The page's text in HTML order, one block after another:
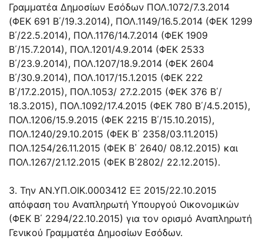
Γραμματέα Δημοσίων Εσόδων ΠΟΛ.1072/7.3.2014
(ΦΕΚ 691 Β΄/19.3.2014), ΠΟΛ.1149/16.5.2014 (ΦΕΚ 1299
Β΄/22.5.2014), ΠΟΛ.1176/14.7.2014 (ΦΕΚ 1909
Β΄/15.7.2014), ΠΟΛ.1201/4.9.2014 (ΦΕΚ 2533
Β΄/23.9.2014), ΠΟΛ.1207/18.9.2014 (ΦΕΚ 2604
Β΄/30.9.2014), ΠΟΛ.1017/15.1.2015 (ΦΕΚ 222
Β΄/17.2.2015), ΠΟΛ.1053/ 27.2.2015 (ΦΕΚ 376 Β΄/
18.3.2015), ΠΟΛ.1092/17.4.2015 (ΦΕΚ 780 Β΄/4.5.2015),
ΠΟΛ.1206/15.9.2015 (ΦΕΚ 2215 Β΄/15.10.2015),
ΠΟΛ.1240/29.10.2015 (ΦΕΚ Β΄ 2358/03.11.2015)
ΠΟΛ.1254/26.11.2015 (ΦΕΚ Β΄ 2640/ 08.12.2015) και
ΠΟΛ.1267/21.12.2015 (ΦΕΚ Β΄2802/ 22.12.2015).
3. Την ΑΝ.ΥΠ.ΟΙΚ.0003412 ΕΞ 2015/22.10.2015
απόφαση του Αναπληρωτή Υπουργού Οικονομικών
(ΦΕΚ Β΄ 2294/22.10.2015) για τον ορισμό Αναπληρωτή
Γενικού Γραμματέα Δημοσίων Εσόδων.